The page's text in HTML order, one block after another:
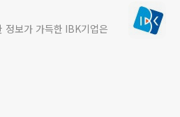
정보가 가득한 IBK기업은